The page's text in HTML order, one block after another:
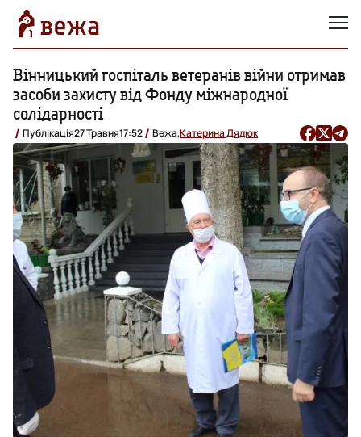
Вінницький госпіталь ветеранів війни отримав
засоби захисту від Фонду міжнародної
солідарності
Публікація27 Травня17:52 Вежа,Катерина Дядюк